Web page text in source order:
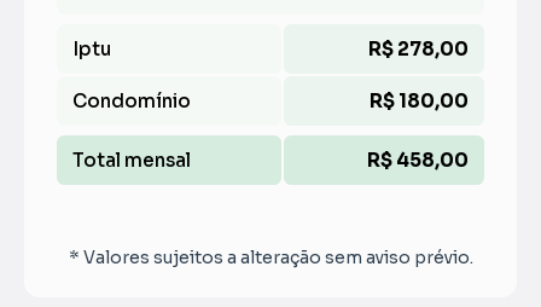
Iptu R$ 278,00
Condomínio R$ 180,00
Total mensal R$ 458,00
* Valores sujeitos a alteração sem aviso prévio.